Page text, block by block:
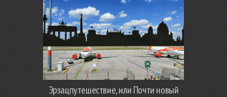
Эрзацпутешествие, или Почти новый